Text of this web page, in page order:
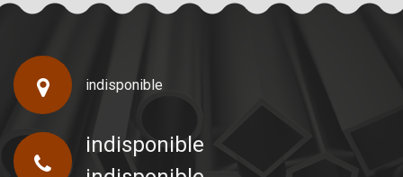
indisponible
indisponible